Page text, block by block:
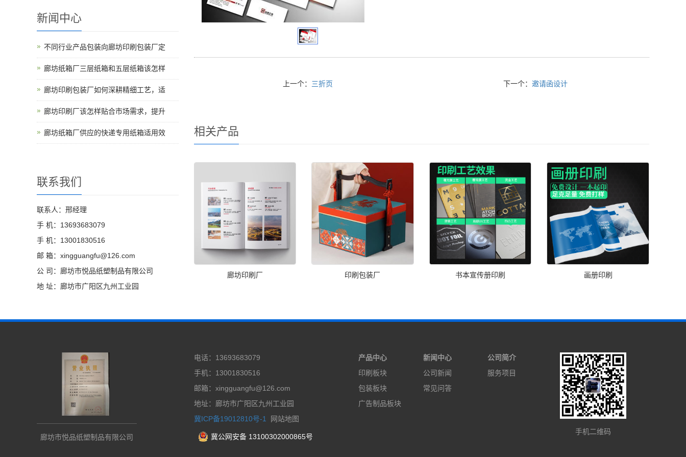
上一个： 三折页 下一个： 邀请函设计
相关产品
廊坊印刷厂 印刷包装厂 书本宣传册印刷 画册印刷
新闻中心
不同行业产品包装向廊坊印刷包装厂定
廊坊纸箱厂三层纸箱和五层纸箱该怎样
廊坊印刷包装厂如何深耕精细工艺，适
廊坊印刷厂该怎样贴合市场需求，提升
廊坊纸箱厂供应的快递专用纸箱适用效
联系我们
联系人：邢经理
手 机：13693683079
手 机：13001830516
邮 箱：xingguangfu@126.com
公 司：廊坊市悦品纸塑制品有限公司
地 址：廊坊市广阳区九州工业园
廊坊市悦品纸塑制品有限公司
电话：13693683079
手机：13001830516
邮箱：xingguangfu@126.com
地址：廊坊市广阳区九州工业园
冀ICP备19012810号-1
网站地图
冀公网安备 13100302000865号
产品中心
印刷板块
包装板块
广告制品板块
新闻中心
公司新闻
常见问答
公司简介
服务项目
手机二维码